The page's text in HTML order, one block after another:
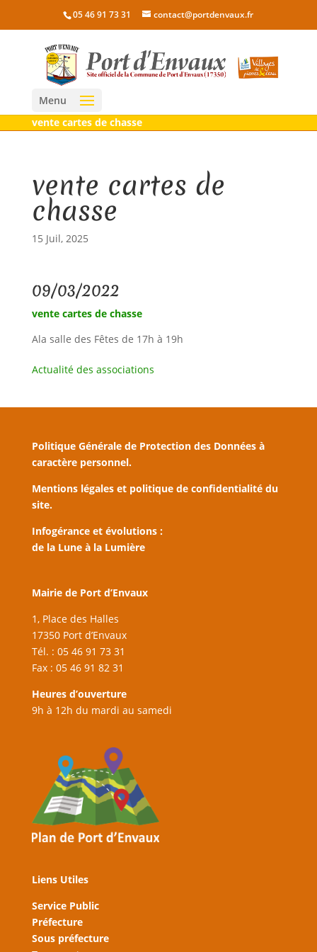
05 46 91 73 31 contact@portdenvaux.fr
Menu
vente cartes de chasse
vente cartes de
chasse
15 Juil, 2025
09/03/2022
vente cartes de chasse
Ala salle des Fêtes de 17h à 19h
Actualité des associations
Politique Générale de Protection des Données à
caractère personnel.
Mentions légales et politique de confidentialité du
site.
Infogérance et évolutions :
de la Lune à la Lumière
Mairie de Port d’Envaux
1, Place des Halles
17350 Port d’Envaux
Tél. : 05 46 91 73 31
Fax : 05 46 91 82 31
Heures d’ouverture
9h à 12h du mardi au samedi
Liens Utiles
Service Public
Préfecture
Sous préfecture